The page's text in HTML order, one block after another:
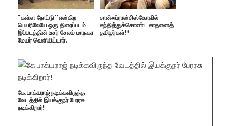
"கள்ள நோட்டு''என்கிற
பெயரிலேயே ஒரு திரைப்படம்
இப்படத்தின் டீசர் சேலம் மாநகர
மேயர் வெளியிட்டார்.
சான்ஃப்ரான்சிஸ்கோவில்
சந்தித்துக்கொண்ட சாதனைத்
தமிழர்கள்!*
கே.பாக்யராஜ் நடிக்கவிருந்த
வேடத்தில் இயக்குநர் பேரரசு
நடிக்கிறார்!